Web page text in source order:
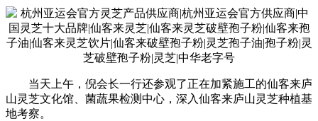
当天上午，倪会长一行还参观了正在加紧施工的仙客来庐
山灵芝文化馆、菌蔬果检测中心，深入仙客来庐山灵芝种植基
地考察。